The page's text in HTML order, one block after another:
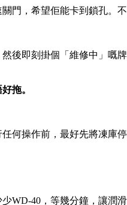
門，希望佢能卡到鎖孔。
後即刻掛個「維修中」嘅
拖。
何操作前，最好先將凍庫
WD-40，等幾分鐘，讓潤